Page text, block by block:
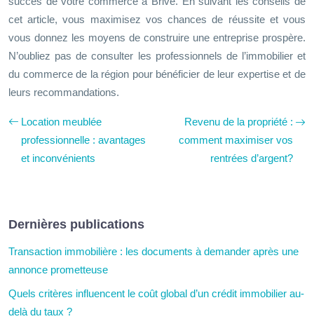
cet article, vous maximisez vos chances de réussite et vous
vous donnez les moyens de construire une entreprise prospère.
N’oubliez pas de consulter les professionnels de l’immobilier et
du commerce de la région pour bénéficier de leur expertise et de
leurs recommandations.
Location meublée
professionnelle : avantages
et inconvénients
Revenu de la propriété :
comment maximiser vos
rentrées d’argent?
Dernières publications
Transaction immobilière : les documents à demander après une
annonce prometteuse
Quels critères influencent le coût global d’un crédit immobilier au-
delà du taux ?